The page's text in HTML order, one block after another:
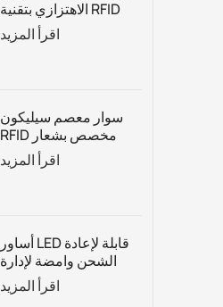
الاهتزازي بتقنية RFID
لإدارة الجذب السياحي
بناءً على الوقت
اقرأ المزيد
سوار معصم سيليكون
RFID مخصص بشعار
العد التنازلي مع أضواء
LED
اقرأ المزيد
أساور LED قابلة لإعادة
الشحن وامضة لإدارة
الوقت لحديقة
الترامبولين
اقرأ المزيد